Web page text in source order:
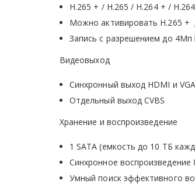
H.265 + / H.265 / H.264 + /
Можно активировать H.265 +
Запись с разрешением до 4Мп
Видеовыход
Синхронный выход HDMI и VGA
Отдельный выход CVBS
Хранение и воспроизведение
1 SATA (емкость до 10 ТБ
Синхронное воспроизведение
Умный поиск эффективного